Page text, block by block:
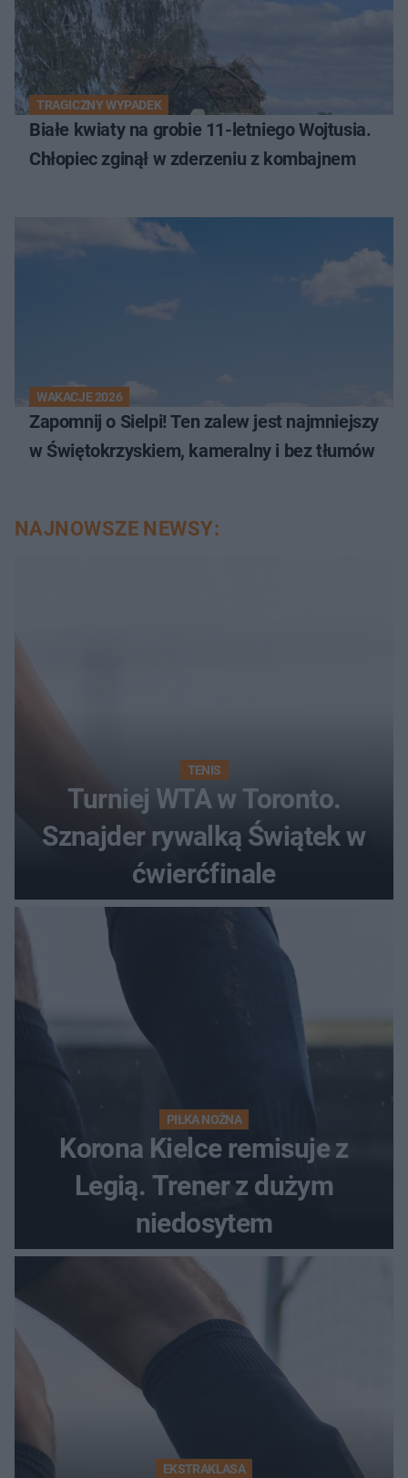
TRAGICZNY WYPADEK
Białe kwiaty na grobie 11-letniego Wojtusia.
Chłopiec zginął w zderzeniu z kombajnem
WAKACJE 2026
Zapomnij o Sielpi! Ten zalew jest najmniejszy
w Świętokrzyskiem, kameralny i bez tłumów
NAJNOWSZE NEWSY:
TENIS
Turniej WTA w Toronto.
Sznajder rywalką Świątek w
ćwierćfinale
PIŁKA NOŻNA
Korona Kielce remisuje z
Legią. Trener z dużym
niedosytem
EKSTRAKLASA